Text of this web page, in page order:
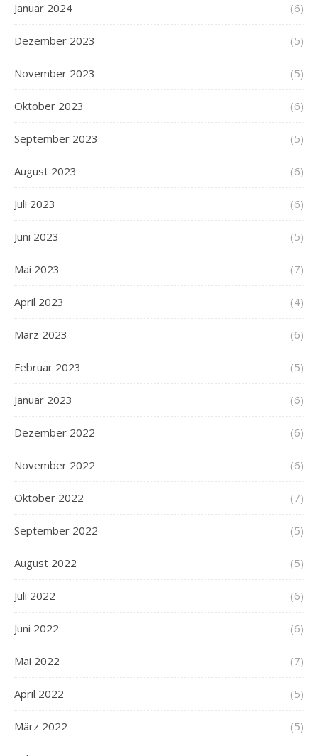
Januar 2024 (6)
Dezember 2023 (5)
November 2023 (5)
Oktober 2023 (6)
September 2023 (5)
August 2023 (6)
Juli 2023 (6)
Juni 2023 (5)
Mai 2023 (7)
April 2023 (4)
März 2023 (6)
Februar 2023 (5)
Januar 2023 (6)
Dezember 2022 (6)
November 2022 (6)
Oktober 2022 (7)
September 2022 (5)
August 2022 (5)
Juli 2022 (6)
Juni 2022 (6)
Mai 2022 (7)
April 2022 (5)
März 2022 (5)